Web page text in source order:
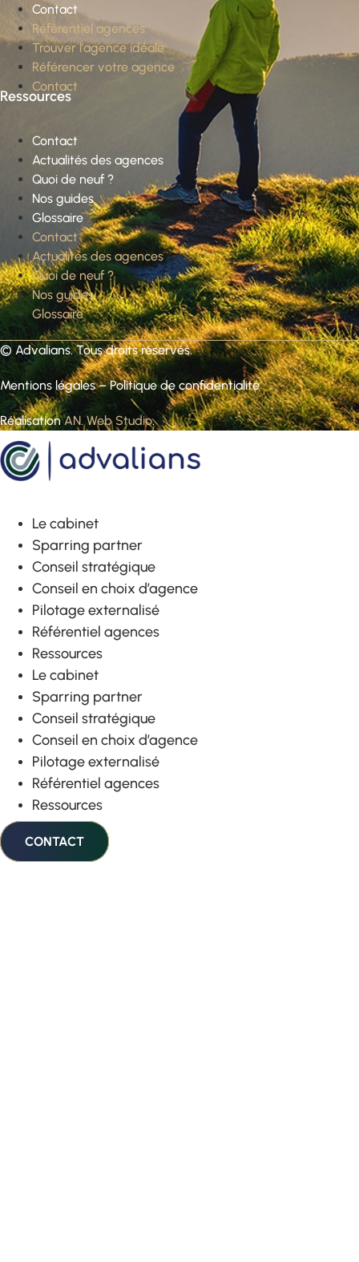
Contact
Référentiel agences
Trouver l’agence idéale
Référencer votre agence
Contact
Ressources
Contact
Actualités des agences
Quoi de neuf ?
Nos guides
Glossaire
Contact
Actualités des agences
Quoi de neuf ?
Nos guides
Glossaire
© Advalians. Tous droits réservés.
Mentions légales–Politique de confidentialité
RéalisationAN. Web Studio.
Le cabinet
Sparring partner
Conseil stratégique
Conseil en choix d’agence
Pilotage externalisé
Référentiel agences
Ressources
Le cabinet
Sparring partner
Conseil stratégique
Conseil en choix d’agence
Pilotage externalisé
Référentiel agences
Ressources
CONTACT